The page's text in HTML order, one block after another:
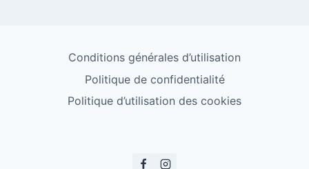
Conditions générales d’utilisation
Politique de confidentialité
Politique d’utilisation des cookies